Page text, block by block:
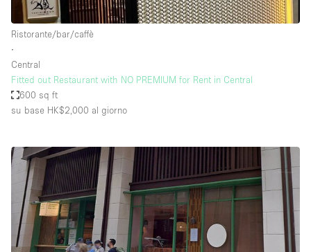
Ristorante/bar/caffè
∙
Central
Fitted out Restaurant with NO PREMIUM for Rent in Central
600 sq ft
su base HK$2,000 al giorno